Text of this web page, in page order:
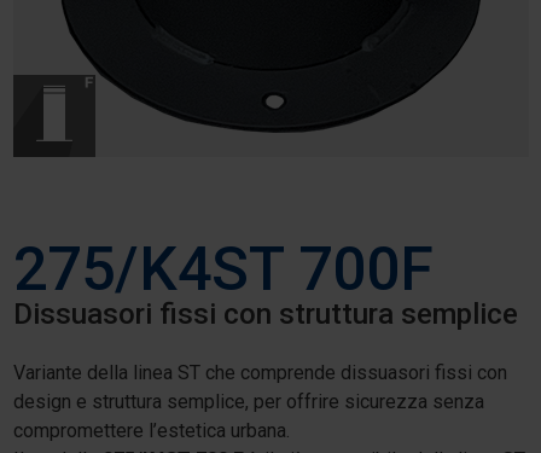
275/K4ST 700F
Dissuasori fissi con struttura semplice
Variante della linea ST che comprende dissuasori fissi con
design e struttura semplice, per offrire sicurezza senza
compromettere l’estetica urbana.